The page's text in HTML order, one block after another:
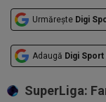
Urmărește Digi
Adaugă Digi Sport
SuperLiga: